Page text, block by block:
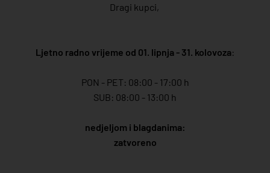
Dragi kupci,
Ljetno radno vrijeme od 01. lipnja - 31. kolovoza:
PON - PET: 08:00 - 17:00 h
SUB: 08:00 - 13:00 h
nedjeljom i blagdanima:
zatvoreno